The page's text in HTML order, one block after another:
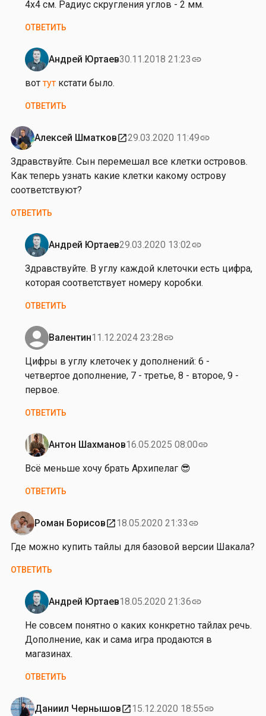
Г
н
н
а
д
й
Н
и
к
и
е
к
о
4x4 см. Радиус скругления углов - 2 мм.
ОТВЕТИТЬ
Андрей Юртаев30.11.2018 21:23link
Ответ
на
Г
н
н
а
д
и
й
и
к
и
т
н
о
воттут кстати было.
ОТВЕТИТЬ
Алексей Шматковopen_in_new29.03.2020 11:49link
Здравствуйте. Сын перемешал все клетки островов.
Как теперь узнать какие клетки какому острову
соответствуют?
ОТВЕТИТЬ
Андрей Юртаев29.03.2020 13:02link
Ответ
на
от
л
к
е
й
Ш
м
т
к
о
Здравствуйте. В углу каждой клеточки есть цифра,
которая соответствует номеру коробки.
ОТВЕТИТЬ
Валентин11.12.2024 23:28link
Ответ
на
от
Андрей
Цифры в углу клеточек у дополнений: 6 -
четвертое дополнение, 7 - третье, 8 - второе, 9 -
первое.
ОТВЕТИТЬ
Антон Шахманов16.05.2025 08:00link
Ответ
на
и
р
ы
в
у
л
у
к
л
е
о
е
Всё меньше хочу брать Архипелаг 😎
ОТВЕТИТЬ
Роман Борисовopen_in_new18.05.2020 21:33link
Где можно купить тайлы для базовой версии Шакала?
ОТВЕТИТЬ
Андрей Юртаев18.05.2020 21:36link
Ответ
на
от
Р
м
н
Не совсем понятно о каких конкретно тайлах речь.
Дополнение, как и сама игра продаются в
магазинах.
ОТВЕТИТЬ
Даниил Чернышовopen_in_new15.12.2020 18:55link